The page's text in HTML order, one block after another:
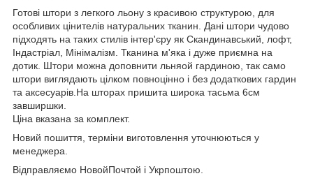
Готові штори з легкого льону з красивою структурою, для
особливих цінителів натуральних тканин. Дані штори чудово
підходять на таких стилів інтер'єру як Скандинавський, лофт,
Індастріал, Мінімалізм. Тканина м'яка і дуже приємна на
дотик. Штори можна доповнити льняой гардиною, так само
штори виглядають цілком повноцінно і без додаткових гардин
та аксесуарів.На шторах пришита широка тасьма 6см
завширшки.
Ціна вказана за комплект.
Новий пошиття, терміни виготовлення уточнюються у
менеджера.
Відправляємо НовойПочтой і Укрпоштою.